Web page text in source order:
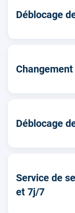
Déblocage
Déblocage
Service de
et 7j/7